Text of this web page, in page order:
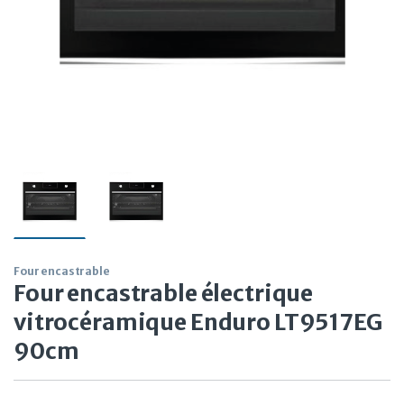
Four encastrable
Four encastrable électrique
vitrocéramique Enduro LT9517EG
90cm